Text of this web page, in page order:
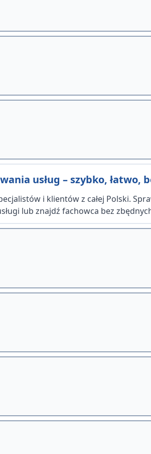
usług – szybko, łatwo,
i klientów z całej Polski.
lub znajdź fachowca bez